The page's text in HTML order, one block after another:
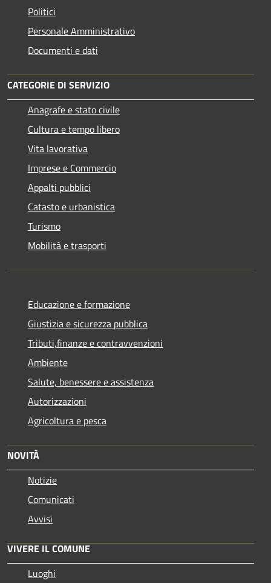
Politici
Personale Amministrativo
Documenti e dati
CATEGORIE DI SERVIZIO
Anagrafe e stato civile
Cultura e tempo libero
Vita lavorativa
Imprese e Commercio
Appalti pubblici
Catasto e urbanistica
Turismo
Mobilità e trasporti
Educazione e formazione
Giustizia e sicurezza pubblica
Tributi,finanze e contravvenzioni
Ambiente
Salute, benessere e assistenza
Autorizzazioni
Agricoltura e pesca
NOVITÀ
Notizie
Comunicati
Avvisi
VIVERE IL COMUNE
Luoghi